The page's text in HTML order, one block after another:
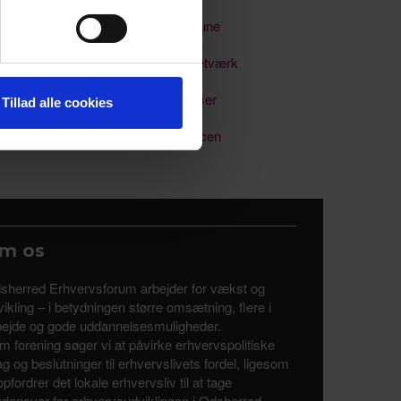
for sociale medier,
Tillad alle cookies
Odsherred Kommune
Soloselvstændignetværk
Uddannelse & kurser
Uddannelsesalliancen
os
Erhvervsforum arbejder for vækst og
– i betydningen større omsætning, flere i
og gode uddannelsesmuligheder.
forening søger vi at påvirke erhvervspolitiske
og beslutninger til erhvervslivets fordel, ligesom
det lokale erhvervsliv til at tage